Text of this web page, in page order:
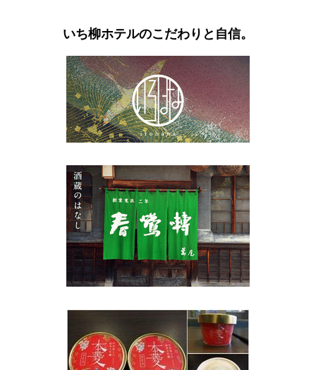
いち柳ホテルのこだわりと自信。